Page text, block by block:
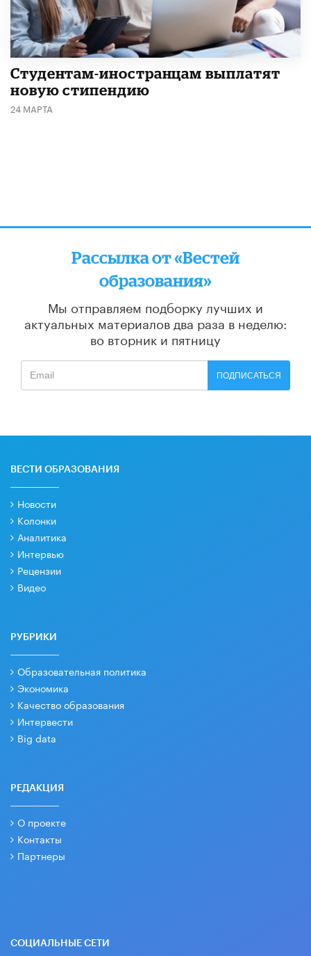
Студентам-иностранцам выплатят
новую стипендию
24 МАРТА
Рассылка от «Вестей
образования»
Мы отправляем подборку лучших и
актуальных материалов два раза в неделю:
во вторник и пятницу
ПОДПИСАТЬСЯ
ВЕСТИ ОБРАЗОВАНИЯ
Новости
Колонки
Аналитика
Интервью
Рецензии
Видео
РУБРИКИ
Образовательная политика
Экономика
Качество образования
Интервести
Big data
РЕДАКЦИЯ
О проекте
Контакты
Партнеры
СОЦИАЛЬНЫЕ СЕТИ